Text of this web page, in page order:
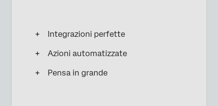
Integrazioni perfette
Azioni automatizzate
Pensa in grande